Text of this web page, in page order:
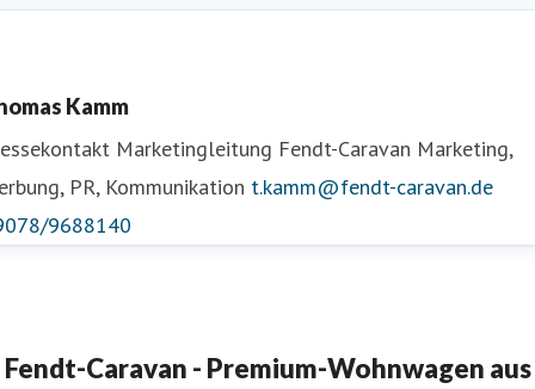
Kamm
Marketingleitung Fendt-Caravan Marketing,
PR, Kommunikation t.kamm@fendt-caravan.de
9688140
Fendt-Caravan - Premium-Wohnwagen aus